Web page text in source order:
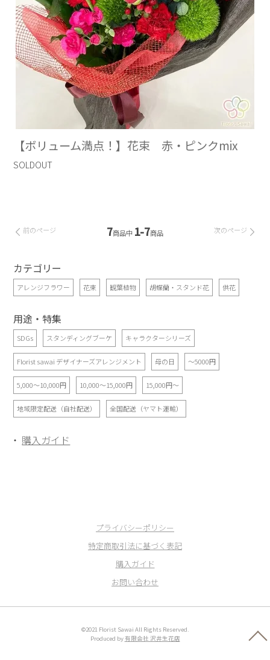
【ボリューム満点！】花束 赤・ピンクmix
SOLDOUT
前のページ 7商品中 1-7商品 次のページ
カテゴリー
アレンジフラワー 花束 観葉植物 胡蝶蘭・スタンド花 供花
用途・特集
SDGs スタンディングブーケ キャラクターシリーズ
Florist sawai デザイナーズアレンジメント 母の日 ～5000円
5,000～10,000円 10,000～15,000円 15,000円～
地域限定配送（自社配送） 全国配送（ヤマト運輸）
購入ガイド
プライバシーポリシー
特定商取引法に基づく表記
購入ガイド
お問い合わせ
©2021 Florist Sawai All Rights Reserved.
Produced by有限会社 沢井生花店